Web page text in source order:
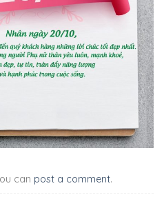
can post a comment.